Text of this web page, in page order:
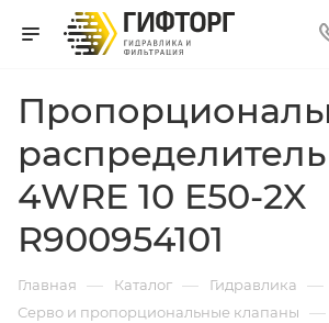
распределитель
4WRE 10 E50-2X
R900954101
Главная — Каталог — Гидравлика —
Серво и пропорциональные клапаны —